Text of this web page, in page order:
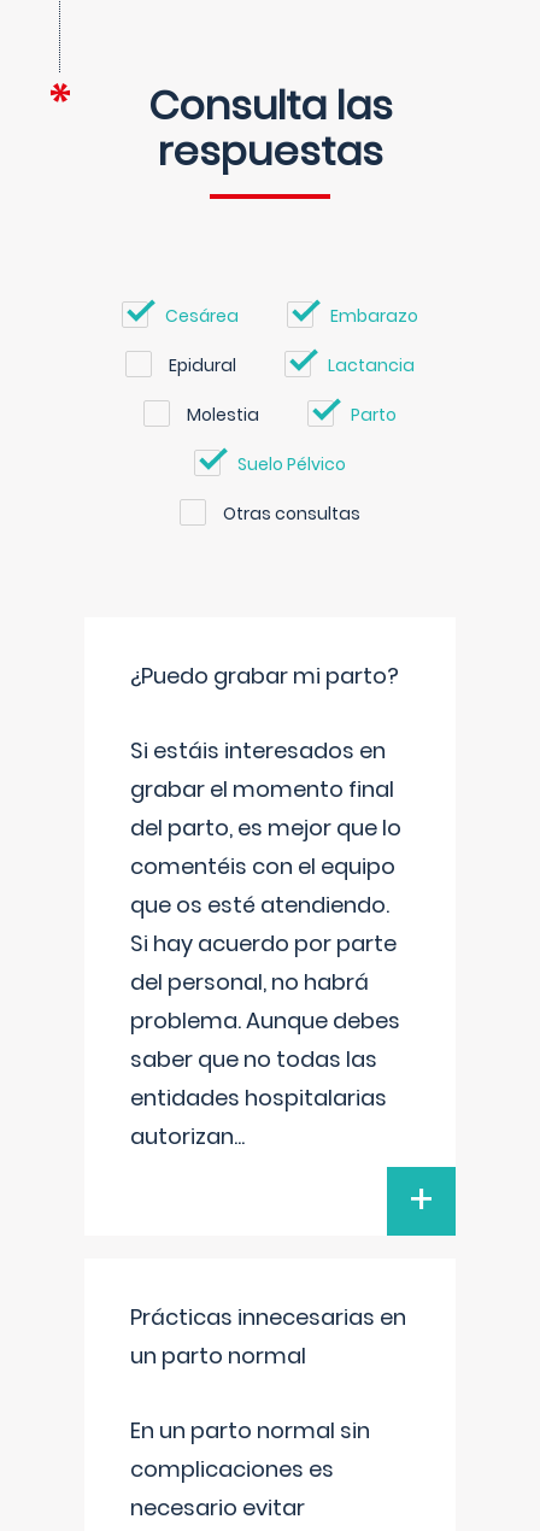
Consulta las
respuestas
Cesárea Embarazo
Epidural Lactancia
Molestia Parto
Suelo Pélvico
Otras consultas
¿Puedo grabar mi parto?
Si estáis interesados en
grabar el momento final
del parto, es mejor que lo
comentéis con el equipo
que os esté atendiendo.
Si hay acuerdo por parte
del personal, no habrá
problema. Aunque debes
saber que no todas las
entidades hospitalarias
autorizan...
+
Prácticas innecesarias en
un parto normal
En un parto normal sin
complicaciones es
necesario evitar